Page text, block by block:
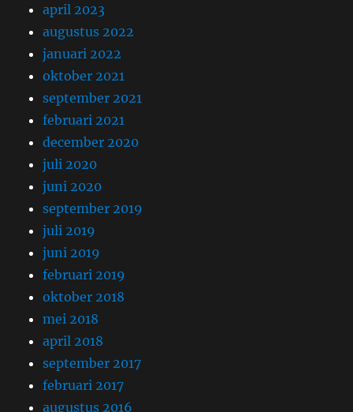
april 2023
augustus 2022
januari 2022
oktober 2021
september 2021
februari 2021
december 2020
juli 2020
juni 2020
september 2019
juli 2019
juni 2019
februari 2019
oktober 2018
mei 2018
april 2018
september 2017
februari 2017
augustus 2016